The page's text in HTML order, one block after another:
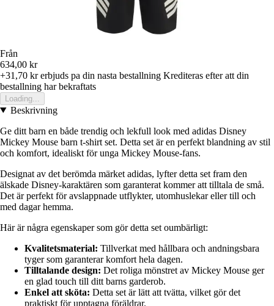
Från
634,00 kr
+31,70 krerbjuds pa din nasta bestallning Krediteras efter att din
bestallning har bekraftats
Loading...
Beskrivning
Ge ditt barn en både trendig och lekfull look med adidas Disney
Mickey Mouse barn t-shirt set. Detta set är en perfekt blandning av stil
och komfort, idealiskt för unga Mickey Mouse-fans.
Designat av det berömda märket adidas, lyfter detta set fram den
älskade Disney-karaktären som garanterat kommer att tilltala de små.
Det är perfekt för avslappnade utflykter, utomhuslekar eller till och
med dagar hemma.
Här är några egenskaper som gör detta set oumbärligt:
Kvalitetsmaterial: Tillverkat med hållbara och andningsbara
tyger som garanterar komfort hela dagen.
Tilltalande design: Det roliga mönstret av Mickey Mouse ger
en glad touch till ditt barns garderob.
Enkel att sköta: Detta set är lätt att tvätta, vilket gör det
praktiskt för upptagna föräldrar.